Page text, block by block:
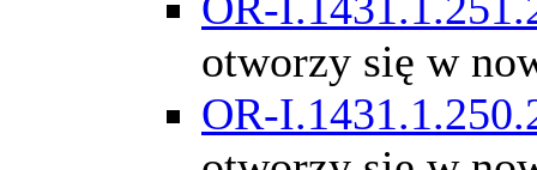
otworzy się w
OR-